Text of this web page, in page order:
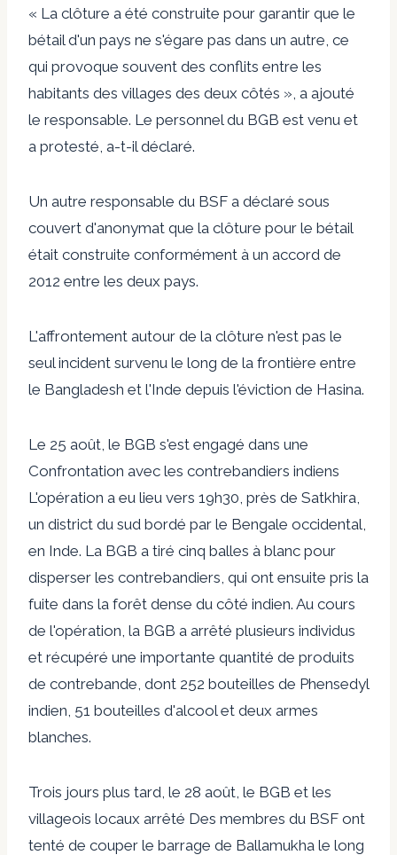
« La clôture a été construite pour garantir que le
bétail d'un pays ne s'égare pas dans un autre, ce
qui provoque souvent des conflits entre les
habitants des villages des deux côtés », a ajouté
le responsable. Le personnel du BGB est venu et
a protesté, a-t-il déclaré.
Un autre responsable du BSF a déclaré sous
couvert d'anonymat que la clôture pour le bétail
était construite conformément à un accord de
2012 entre les deux pays.
L'affrontement autour de la clôture n'est pas le
seul incident survenu le long de la frontière entre
le Bangladesh et l'Inde depuis l'éviction de Hasina.
Le 25 août, le BGB s'est engagé dans une
Confrontation avec les contrebandiers indiens
L'opération a eu lieu vers 19h30, près de Satkhira,
un district du sud bordé par le Bengale occidental,
en Inde. La BGB a tiré cinq balles à blanc pour
disperser les contrebandiers, qui ont ensuite pris la
fuite dans la forêt dense du côté indien. Au cours
de l'opération, la BGB a arrêté plusieurs individus
et récupéré une importante quantité de produits
de contrebande, dont 252 bouteilles de Phensedyl
indien, 51 bouteilles d'alcool et deux armes
blanches.
Trois jours plus tard, le 28 août, le BGB et les
villageois locaux arrêté Des membres du BSF ont
tenté de couper le barrage de Ballamukha le long